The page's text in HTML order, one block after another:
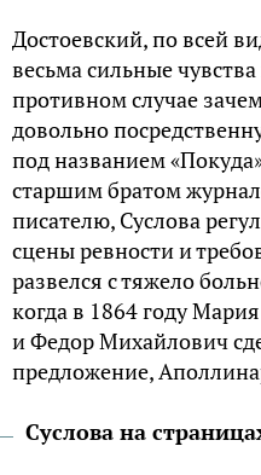
Достоевский, по всей
весьма сильные
противном случае
довольно
под названием
старшим братом
писателю, Суслова
сцены ревности и
развелся с тяжело
когда в 1864 году
и Федор Михайлович
предложение,
Суслова на